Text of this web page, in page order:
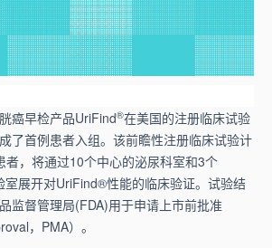
癌早检产品UriFind®在美国的注册临床试验
了首例患者入组。该前瞻性注册临床试验计
者，将通过10个中心的泌尿科室和3个
室展开对UriFind®性能的临床验证。试验结
监督管理局(FDA)用于申请上市前批准
，PMA）。